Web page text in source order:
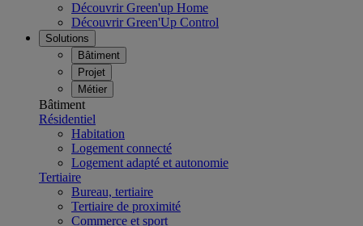
Découvrir Green'up Home
Découvrir Green'Up Control
Solutions
Bâtiment
Projet
Métier
Bâtiment
Résidentiel
Habitation
Logement connecté
Logement adapté et autonomie
Tertiaire
Bureau, tertiaire
Tertiaire de proximité
Commerce et sport